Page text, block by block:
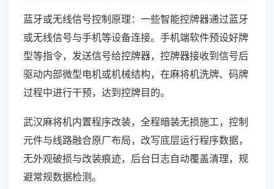
蓝牙或无线信号控制原理：一些智能控牌器通过蓝牙
或无线信号与手机等设备连接。手机端软件预设好牌
型等指令，发送信号给控牌器，控牌器接收到信号后
驱动内部微型电机或机械结构，在麻将机洗牌、码牌
过程中进行干预，达到控牌目的。
武汉麻将机内置程序改装，全程暗装无损施工，控制
元件与线路融合原厂布局，改写底层运行程序数据，
无外观破损与改装痕迹，后台日志自动覆盖清理，规
避常规数据检测。